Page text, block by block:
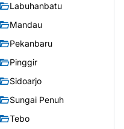
Labuhanbatu
Mandau
Pekanbaru
Pinggir
Sidoarjo
Sungai Penuh
Tebo